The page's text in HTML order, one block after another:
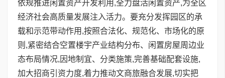
依规推进闲置资产开发利用,全力盘活闲置资产,为全区
经济社会高质量发展注入活力。要充分发挥园区的承
载和示范带动作用,按照合法化、规范化、市场化的原
则,紧密结合空置楼宇产业结构分布、闲置房屋周边业
态布局情况,因地制宜、分类施策,完善基础配套设施,
加大招商引资力度,着力推动文商旅融合发展,切实把